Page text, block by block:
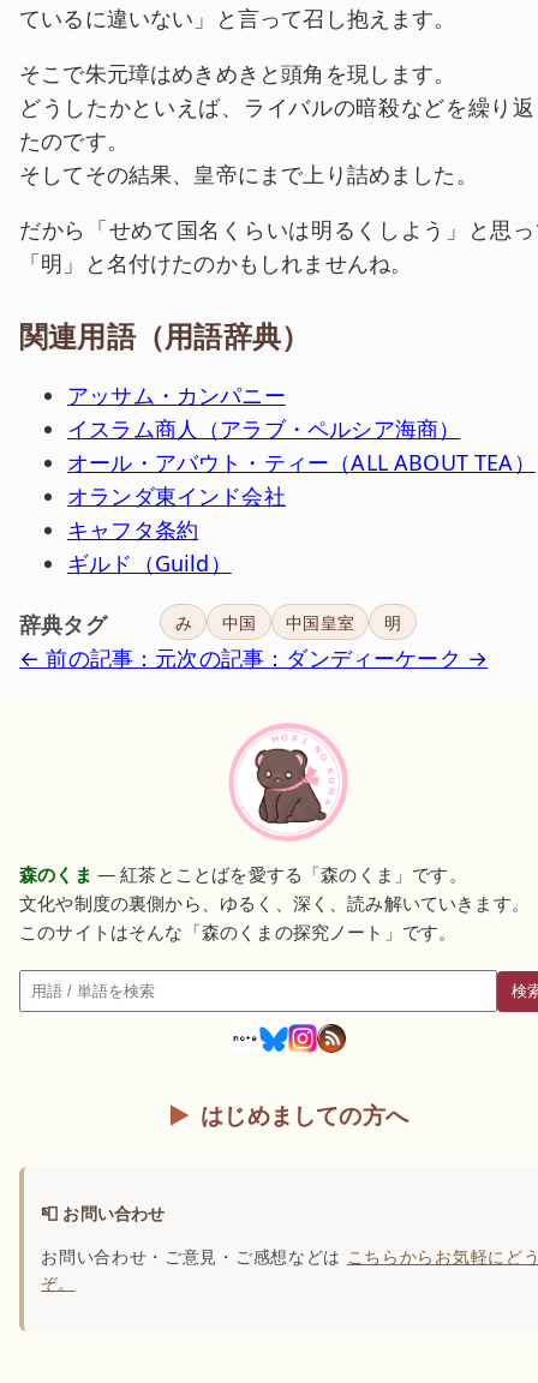
ているに違いない」と言って召し抱えます。
そこで朱元璋はめきめきと頭角を現します。
どうしたかといえば、ライバルの暗殺などを繰り
たのです。
そしてその結果、皇帝にまで上り詰めました。
だから「せめて国名くらいは明るくしよう」と思
「明」と名付けたのかもしれませんね。
関連用語（用語辞典）
アッサム・カンパニー
イスラム商人（アラブ・ペルシア海商）
オール・アバウト・ティー（ALL ABOUT TEA）
オランダ東インド会社
キャフタ条約
ギルド（Guild）
辞典タグ み 中国 中国皇室 明
← 前の記事：元次の記事：ダンディーケーク →
森のくま — 紅茶とことばを愛する「森のくま」です。
文化や制度の裏側から、ゆるく、深く、読み解いていきます。
このサイトはそんな「森のくまの探究ノート」です。
検索
検
はじめましての方へ
📮 お問い合わせ
お問い合わせ・ご意見・ご感想などは こちらからお気軽にど
ぞ。